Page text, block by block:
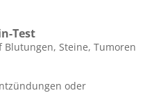
Test
Blutungen, Steine, Tumoren
oder